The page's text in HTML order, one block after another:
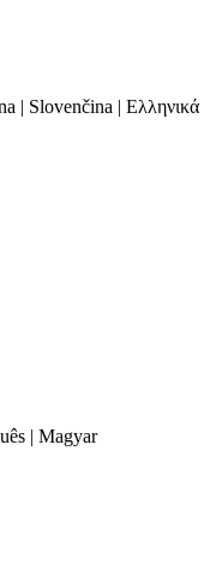
| Slovenčina | Ελληνικά
| Magyar